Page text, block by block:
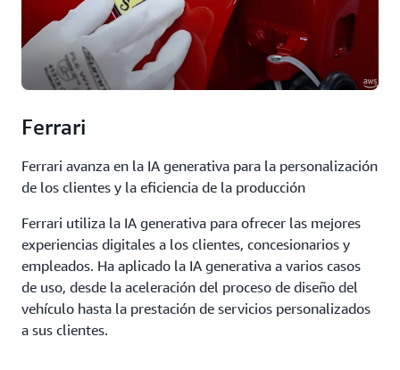
Ferrari
Ferrari avanza en la IA generativa para la personalización
de los clientes y la eficiencia de la producción
Ferrari utiliza la IA generativa para ofrecer las mejores
experiencias digitales a los clientes, concesionarios y
empleados. Ha aplicado la IA generativa a varios casos
de uso, desde la aceleración del proceso de diseño del
vehículo hasta la prestación de servicios personalizados
a sus clientes.